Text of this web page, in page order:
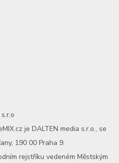
je DALTEN media s.r.o., se
190 00 Praha 9.
rejstříku vedeném Městským